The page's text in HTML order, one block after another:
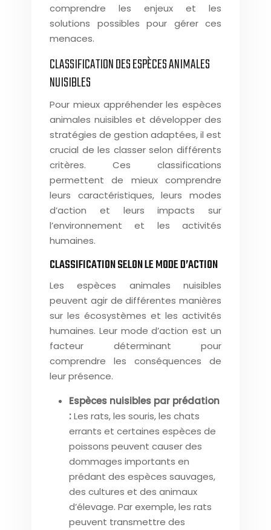
comprendre les enjeux et les
solutions possibles pour gérer ces
menaces.
CLASSIFICATION DES ESPÈCES ANIMALES
NUISIBLES
Pour mieux appréhender les espèces
animales nuisibles et développer des
stratégies de gestion adaptées, il est
crucial de les classer selon différents
critères. Ces classifications
permettent de mieux comprendre
leurs caractéristiques, leurs modes
d’action et leurs impacts sur
l’environnement et les activités
humaines.
CLASSIFICATION SELON LE MODE D’ACTION
Les espèces animales nuisibles
peuvent agir de différentes manières
sur les écosystèmes et les activités
humaines. Leur mode d’action est un
facteur déterminant pour
comprendre les conséquences de
leur présence.
Espèces nuisibles par prédation
:Les rats, les souris, les chats
errants et certaines espèces de
poissons peuvent causer des
dommages importants en
prédant des espèces sauvages,
des cultures et des animaux
d’élevage. Par exemple, les rats
peuvent transmettre des